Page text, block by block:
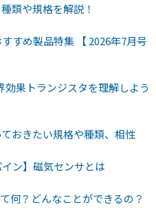
類や規格を解説！
すめ製品特集 【 2026年7月号
効果トランジスタを理解しよう
おきたい規格や種類、相性
イン】磁気センサとは
何？どんなことができるの？